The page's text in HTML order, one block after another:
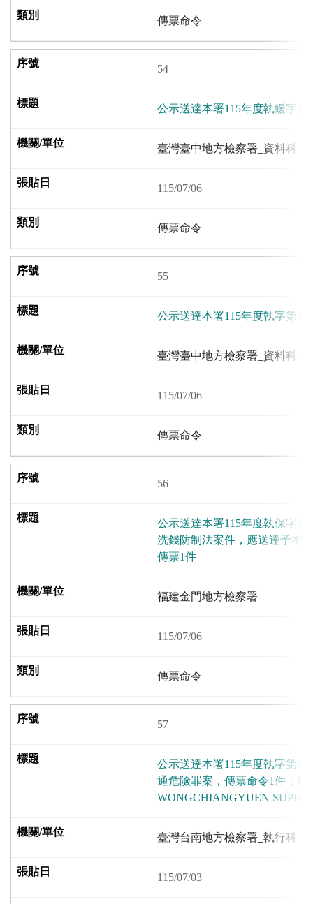
傳票命令
54
公示送達本署115年度執緩字第
臺灣臺中地方檢察署_資料科
115/07/06
傳票命令
55
公示送達本署115年度執字第
臺灣臺中地方檢察署_資料科
115/07/06
傳票命令
56
公示送達本署115年度執保字
洗錢防制法案件，應送達予本
傳票1件
福建金門地方檢察署
115/07/06
傳票命令
57
公示送達本署115年度執字第
通危險罪案，傳票命令1件，應
WONGCHIANGYUEN
臺灣台南地方檢察署_執行科
115/07/03